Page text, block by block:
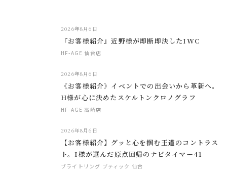
2026年8月6日
『お客様紹介』近野様が即断即決したIWC
HF-AGE 仙台店
2026年8月6日
《お客様紹介》イベントでの出会いから革新へ。
H様が心に決めたスケルトンクロノグラフ
HF-AGE 高崎店
2026年8月6日
【お客様紹介】グッと心を掴む王道のコントラス
ト。I様が選んだ原点回帰のナビタイマー41
ブライトリング ブティック 仙台